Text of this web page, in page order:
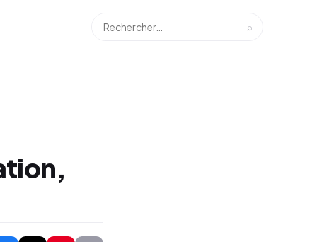
⌕